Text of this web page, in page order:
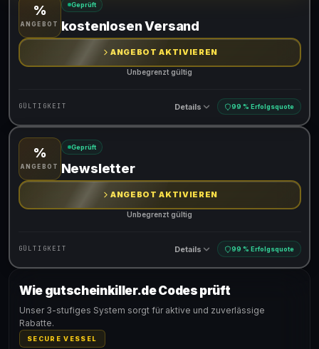
Gültig für teilnehmende Produkte
%
ANGEBOT
Geprüft
kostenlosen Versand
ANGEBOT AKTIVIEREN
Unbegrenzt gültig
GÜLTIGKEIT Details 99 % Erfolgsquote
Gültig für teilnehmende Produkte
%
ANGEBOT
Geprüft
Newsletter
ANGEBOT AKTIVIEREN
Unbegrenzt gültig
GÜLTIGKEIT Details 99 % Erfolgsquote
Gültig für teilnehmende Produkte
Wie gutscheinkiller.de Codes prüft
Unser 3-stufiges System sorgt für aktive und zuverlässige
Rabatte.
SECURE VESSEL